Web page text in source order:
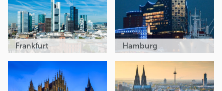
Frankfurt Hamburg